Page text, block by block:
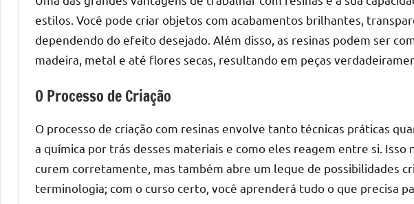
seu
ambiente
com
peças
é
focado
em
apresentar
estilos. Você pode criar objetos com acabamentos brilhantes,
dependendo do efeito desejado. Além disso, as resinas podem ser
madeira, metal e até flores secas, resultando em peças
O Processo de Criação
O processo de criação com resinas envolve tanto técnicas práticas
a química por trás desses materiais e como eles reagem entre si. Isso
curem corretamente, mas também abre um leque de possibilidades
terminologia; com o curso certo, você aprenderá tudo o que precisa